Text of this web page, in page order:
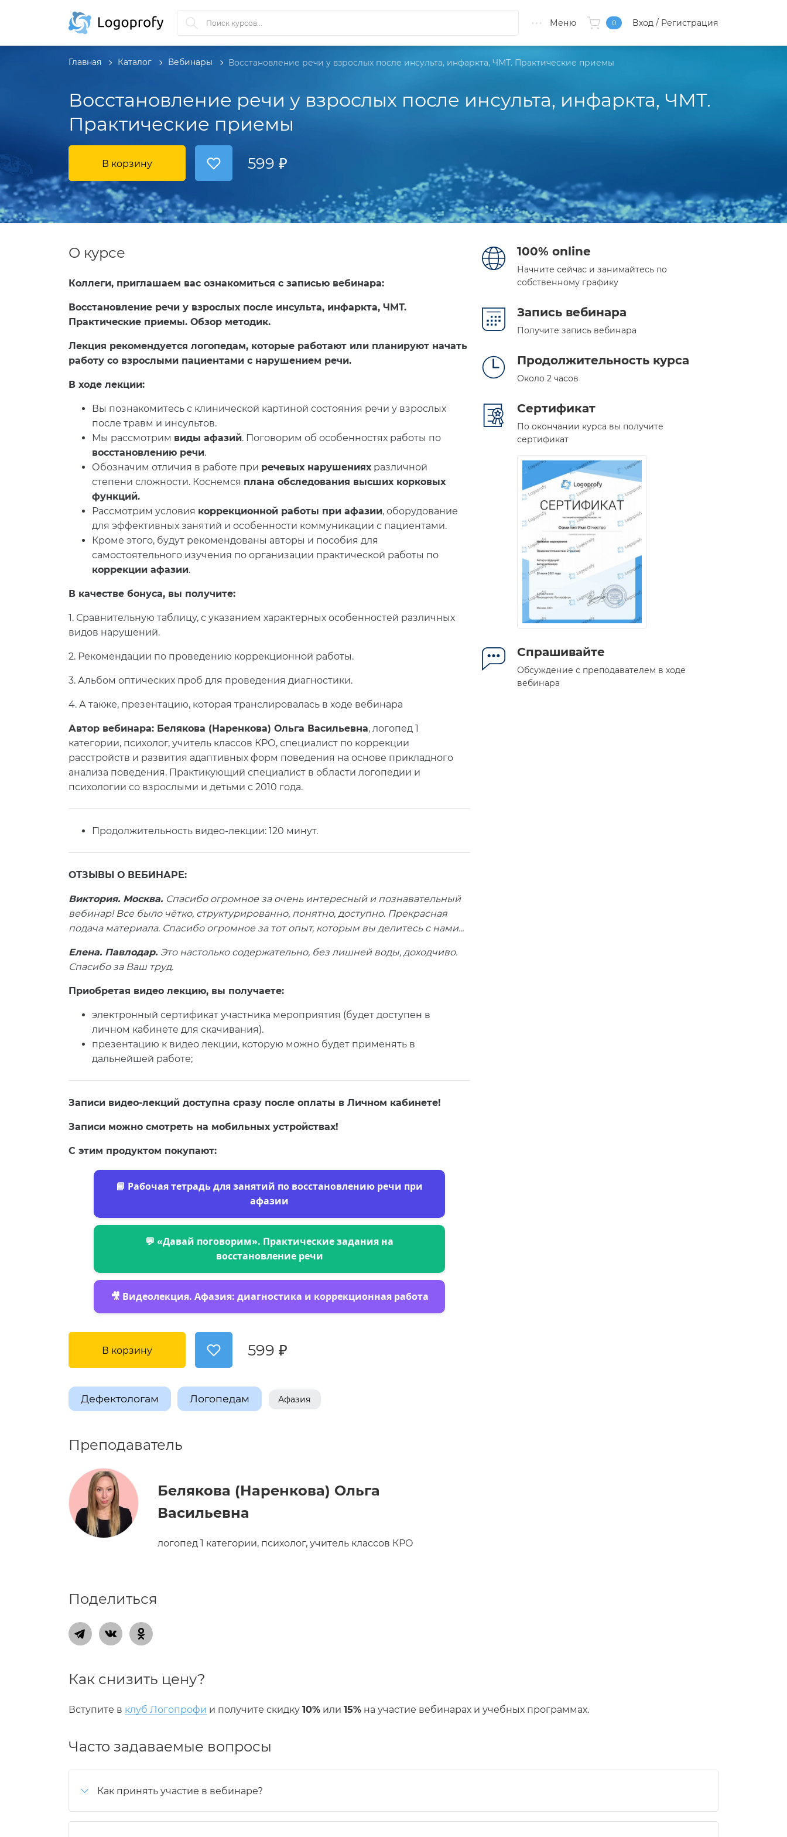
Меню 0 Вход/ Регистрация
Восстановление речи у взрослых после инсульта, инфаркта, ЧМТ.
Практические приемы
Главная Каталог Вебинары Восстановление речи у взрослых после инсульта, инфаркта, ЧМТ. Практические приемы
В корзину 599 ₽
О курсе
Коллеги, приглашаем вас ознакомиться с записью вебинара:
Восстановление речи у взрослых после инсульта, инфаркта, ЧМТ.
Практические приемы. Обзор методик.
Лекция рекомендуется логопедам, которые работают или планируют начать
работу со взрослыми пациентами с нарушением речи.
В ходе лекции:
Вы познакомитесь с клинической картиной состояния речи у взрослых
после травм и инсультов.
Мы рассмотрим виды афазий. Поговорим об особенностях работы по
восстановлению речи.
Обозначим отличия в работе при речевых нарушенияхразличной
степени сложности. Коснемся плана обследования высших корковых
функций.
Рассмотрим условия коррекционной работы при афазии, оборудование
для эффективных занятий и особенности коммуникации с пациентами.
Кроме этого, будут рекомендованы авторы и пособия для
самостоятельного изучения по организации практической работы по
коррекции афазии.
В качестве бонуса, вы получите:
1. Сравнительную таблицу, с указанием характерных особенностей различных
видов нарушений.
2. Рекомендации по проведению коррекционной работы.
3. Альбом оптических проб для проведения диагностики.
4. А также, презентацию, которая транслировалась в ходе вебинара
Автор вебинара: Белякова (Наренкова) Ольга Васильевна, логопед 1
категории, психолог, учитель классов КРО, специалист по коррекции
расстройств и развития адаптивных форм поведения на основе прикладного
анализа поведения. Практикующий специалист в области логопедии и
психологии со взрослыми и детьми с 2010 года.
Продолжительность видео-лекции: 120 минут.
ОТЗЫВЫ О ВЕБИНАРЕ:
Виктория. Москва. Спасибо огромное за очень интересный и познавательный
вебинар! Все было чётко, структурированно, понятно, доступно. Прекрасная
подача материала. Спасибо огромное за тот опыт, которым вы делитесь с нами...
Елена. Павлодар. Это настолько содержательно, без лишней воды, доходчиво.
Спасибо за Ваш труд.
Приобретая видео лекцию, вы получаете:
электронный сертификат участника мероприятия (будет доступен в
личном кабинете для скачивания).
презентацию к видео лекции, которую можно будет применять в
дальнейшей работе;
Записи видео-лекций доступна сразу после оплаты в Личном кабинете!
Записи можно смотреть на мобильных устройствах!
С этим продуктом покупают:
📘 Рабочая тетрадь для занятий по восстановлению речи при
афазии
💬 «Давай поговорим». Практические задания на
восстановление речи
🎥 Видеолекция. Афазия: диагностика и коррекционная работа
В корзину 599 ₽
Дефектологам Логопедам Афазия
Преподаватель
​Белякова (Наренкова) Ольга
Васильевна
логопед 1 категории, психолог, учитель классов КРО
100% online
Начните сейчас и занимайтесь по
собственному графику
Запись вебинара
Получите запись вебинара
Продолжительность курса
Около 2 часов
Сертификат
По окончании курса вы получите
сертификат
Спрашивайте
Обсуждение с преподавателем в ходе
вебинара
Поделиться
Как снизить цену?
Вступите в клуб Логопрофи и получите скидку 10% или 15% на участие вебинарах и учебных программах.
Часто задаваемые вопросы
Как принять участие в вебинаре?
ссылка на участие приходит на e-mail указанный при регистрации за 1 час до начала мероприятия;